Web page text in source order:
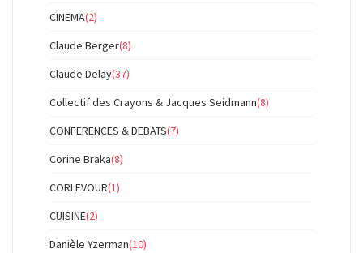
CINEMA(2)
Claude Berger(8)
Claude Delay(37)
Collectif des Crayons & Jacques Seidmann(8)
CONFERENCES & DEBATS(7)
Corine Braka(8)
CORLEVOUR(1)
CUISINE(2)
Danièle Yzerman(10)